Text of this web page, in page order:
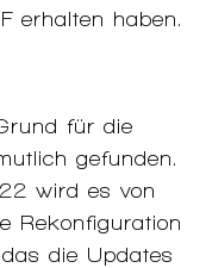
erhalten haben.
für die
gefunden.
wird es von
Rekonfiguration
die Updates